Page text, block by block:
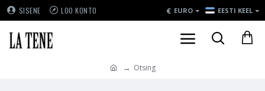
SISENE LOO KONTO € EURO EESTI KEEL
Otsing